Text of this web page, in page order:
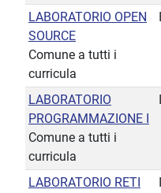
LABORATORIO OPEN
SOURCE
Comune a tutti i
curricula
LABORATORIO
PROGRAMMAZIONE I
Comune a tutti i
curricula
LABORATORIO RETI